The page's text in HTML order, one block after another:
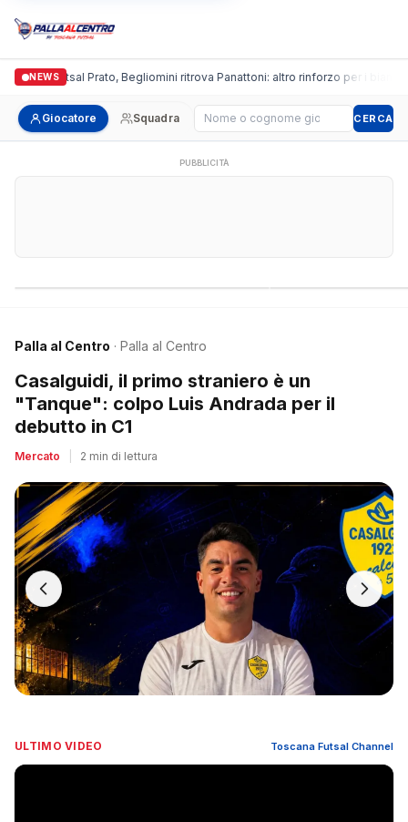
NEWS
Futsal Prato, Begliomini ritrova Panattoni: altro rinforzo per i biancazzurri
Giocatore Squadra Cerca giocatore CERCA
PUBBLICITÀ
Palla al Centro · Palla al Centro
Casalguidi, il primo straniero è un
"Tanque": colpo Luis Andrada per il
debutto in C1
Mercato 2 min di lettura
ULTIMO VIDEO Toscana Futsal Channel